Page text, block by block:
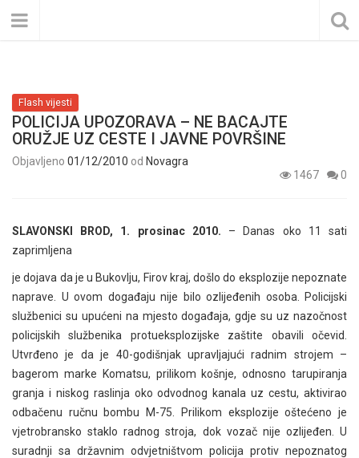
Flash vijesti
POLICIJA UPOZORAVA – NE BACAJTE
ORUŽJE UZ CESTE I JAVNE POVRŠINE
Objavljeno 01/12/2010 od Novagra
1467
0
SLAVONSKI BROD, 1. prosinac 2010. – Danas oko 11 sati
zaprimljena
je dojava da je u Bukovlju, Firov kraj, došlo do eksplozije nepoznate
naprave. U ovom događaju nije bilo ozlijeđenih osoba. Policijski
službenici su upućeni na mjesto događaja, gdje su uz nazočnost
policijskih službenika protueksplozijske zaštite obavili očevid.
Utvrđeno je da je 40-godišnjak upravljajući radnim strojem –
bagerom marke Komatsu, prilikom košnje, odnosno tarupiranja
granja i niskog raslinja oko odvodnog kanala uz cestu, aktivirao
odbačenu ručnu bombu M-75. Prilikom eksplozije oštećeno je
vjetrobransko staklo radnog stroja, dok vozač nije ozlijeđen. U
suradnji sa državnim odvjetništvom policija protiv nepoznatog